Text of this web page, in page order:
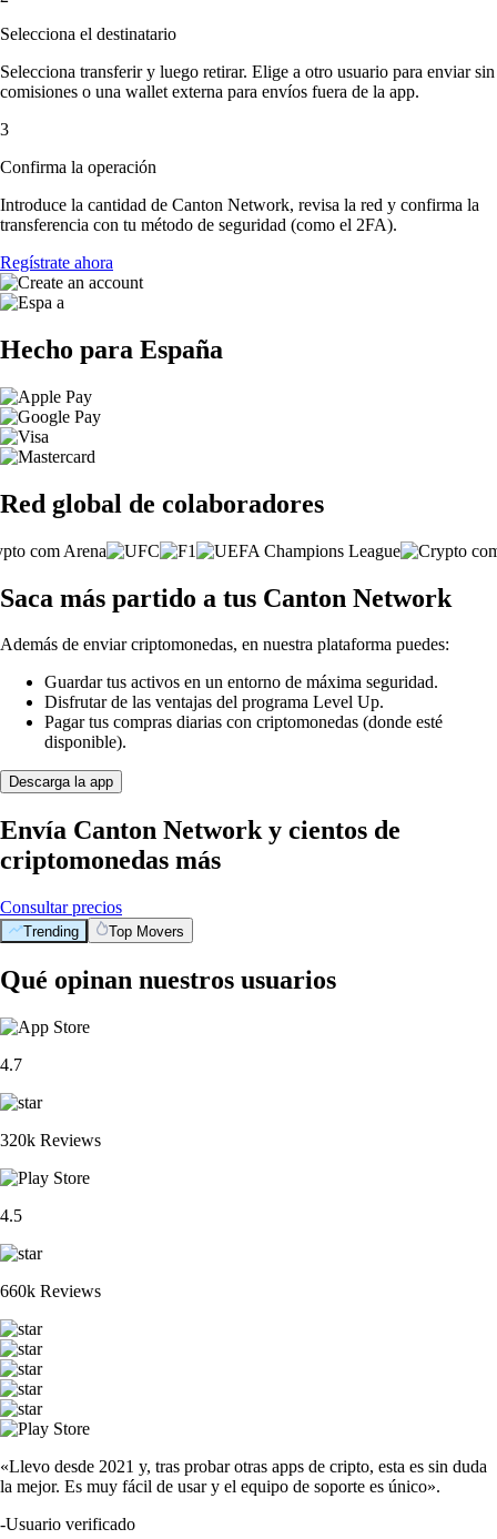
Selecciona el destinatario
Selecciona transferir y luego retirar. Elige a otro usuario para enviar sin
comisiones o una wallet externa para envíos fuera de la app.
3
Confirma la operación
Introduce la cantidad de Canton Network, revisa la red y confirma la
transferencia con tu método de seguridad (como el 2FA).
Regístrate ahora
Hecho para España
Red global de colaboradores
Saca más partido a tus Canton Network
Además de enviar criptomonedas, en nuestra plataforma puedes:
Guardar tus activos en un entorno de máxima seguridad.
Disfrutar de las ventajas del programa Level Up.
Pagar tus compras diarias con criptomonedas (donde esté
disponible).
Descarga la app
Envía Canton Network y cientos de
criptomonedas más
Consultar precios
Trending Top Movers
Qué opinan nuestros usuarios
4.7
320k Reviews
4.5
660k Reviews
«Llevo desde 2021 y, tras probar otras apps de cripto, esta es sin duda
la mejor. Es muy fácil de usar y el equipo de soporte es único».
-Usuario verificado